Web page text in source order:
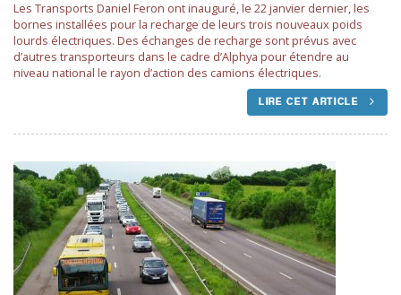
Les Transports Daniel Feron ont inauguré, le 22 janvier dernier, les
bornes installées pour la recharge de leurs trois nouveaux poids
lourds électriques. Des échanges de recharge sont prévus avec
d’autres transporteurs dans le cadre d’Alphya pour étendre au
niveau national le rayon d’action des camions électriques.
LIRE CET ARTICLE